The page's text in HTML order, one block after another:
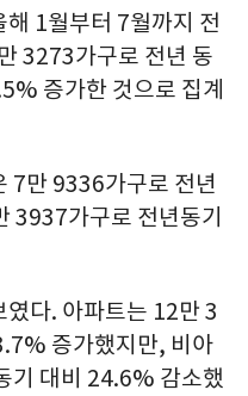
1월부터 7월까지 전
3273가구로 전년 동
증가한 것으로 집계
7만 9336가구로 전년
3937가구로 전년동기
다. 아파트는 12만 3
증가했지만, 비아
기 대비 24.6% 감소했